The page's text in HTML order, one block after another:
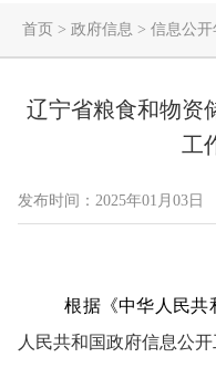
首页 > 政府信息 > 信息公开
辽宁省粮食和物资
工
发布时间：2025年01月03日
根据《中华人民共
人民共和国政府信息公